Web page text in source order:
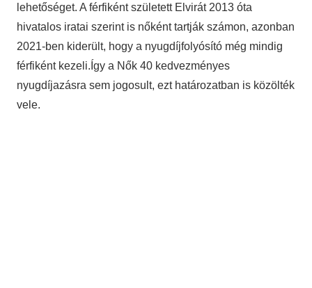
lehetőséget. A férfiként született Elvirát 2013 óta
hivatalos iratai szerint is nőként tartják számon, azonban
2021-ben kiderült, hogy a nyugdíjfolyósító még mindig
férfiként kezeli.Így a Nők 40 kedvezményes
nyugdíjazásra sem jogosult, ezt határozatban is közölték
vele.